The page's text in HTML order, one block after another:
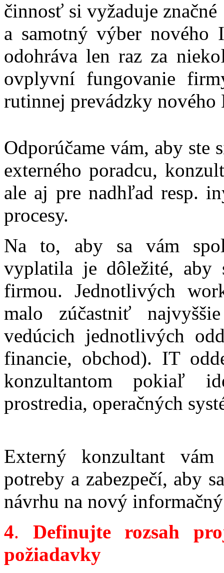
činnosť si vyžaduje
a samotný výber
odohráva len raz za
ovplyvní fungovanie
rutinnej prevádzky nového
Odporúčame vám, aby ste
externého poradcu,
ale aj pre nadhľad resp.
procesy.
Na to, aby sa vám
vyplatila je dôležité, aby
firmou. Jednotlivých
malo zúčastniť
vedúcich jednotlivých
financie, obchod). IT
konzultantom pokiaľ
prostredia, operačných
Externý konzultant
potreby a zabezpečí, aby
návrhu na nový
4. Definujte rozsah
požiadavky